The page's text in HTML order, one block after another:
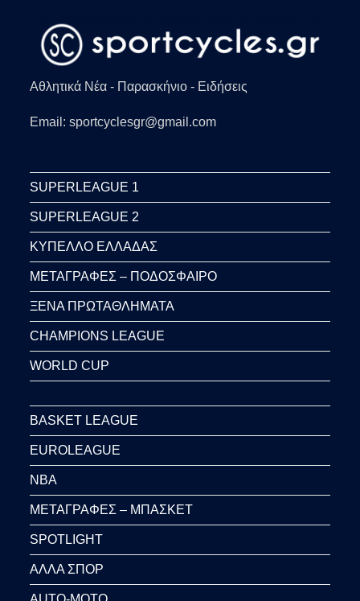
Αθλητικά Νέα - Παρασκήνιο - Ειδήσεις
Email: sportcyclesgr@gmail.com
SUPERLEAGUE 1
SUPERLEAGUE 2
ΚΥΠΕΛΛΟ ΕΛΛΑΔΑΣ
ΜΕΤΑΓΡΑΦΕΣ – ΠΟΔΟΣΦΑΙΡΟ
ΞΕΝΑ ΠΡΩΤΑΘΛΗΜΑΤΑ
CHAMPIONS LEAGUE
WORLD CUP
BASKET LEAGUE
EUROLEAGUE
NBA
ΜΕΤΑΓΡΑΦΕΣ – ΜΠΑΣΚΕΤ
SPOTLIGHT
ΑΛΛΑ ΣΠΟΡ